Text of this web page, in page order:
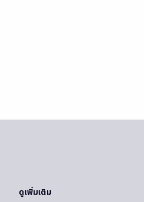
ดูเพิ่มเติม